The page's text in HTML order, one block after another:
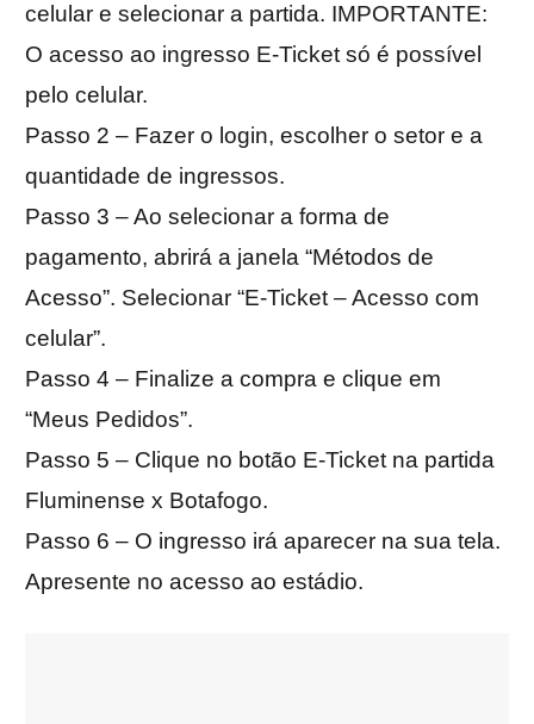
celular e selecionar a partida. IMPORTANTE:
O acesso ao ingresso E-Ticket só é possível
pelo celular.
Passo 2 – Fazer o login, escolher o setor e a
quantidade de ingressos.
Passo 3 – Ao selecionar a forma de
pagamento, abrirá a janela “Métodos de
Acesso”. Selecionar “E-Ticket – Acesso com
celular”.
Passo 4 – Finalize a compra e clique em
“Meus Pedidos”.
Passo 5 – Clique no botão E-Ticket na partida
Fluminense x Botafogo.
Passo 6 – O ingresso irá aparecer na sua tela.
Apresente no acesso ao estádio.